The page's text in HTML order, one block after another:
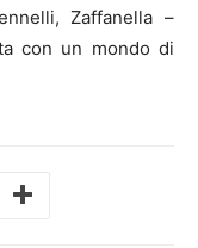
Zaffanella –
con un mondo di